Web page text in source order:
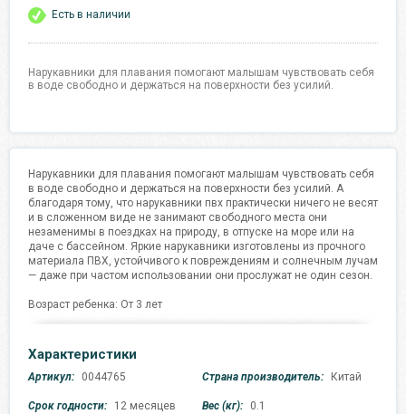
Есть в наличии
Нарукавники для плавания помогают малышам чувствовать себя
в воде свободно и держаться на поверхности без усилий.
Нарукавники для плавания помогают малышам чувствовать себя
в воде свободно и держаться на поверхности без усилий. А
благодаря тому, что нарукавники пвх практически ничего не весят
и в сложенном виде не занимают свободного места они
незаменимы в поездках на природу, в отпуске на море или на
даче с бассейном. Яркие нарукавники изготовлены из прочного
материала ПВХ, устойчивого к повреждениям и солнечным лучам
— даже при частом использовании они прослужат не один сезон.
Возраст ребенка: От 3 лет
Характеристики
Артикул: 0044765 Страна производитель: Китай
Срок годности: 12 месяцев Вес (кг): 0.1